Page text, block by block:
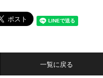
一覧に戻る